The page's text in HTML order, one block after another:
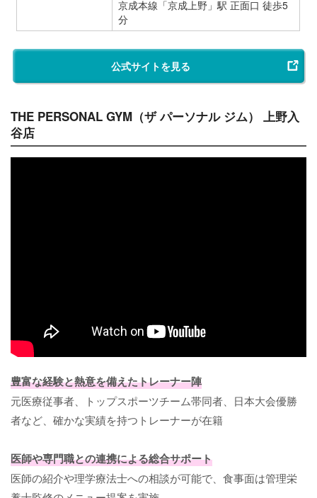
京成本線「京成上野」駅 正面口 徒歩5
分
公式サイトを見る
THE PERSONAL GYM（ザ パーソナル ジム） 上野入
谷店
豊富な経験と熱意を備えたトレーナー陣
元医療従事者、トップスポーツチーム帯同者、日本大会優勝
者など、確かな実績を持つトレーナーが在籍
医師や専門職との連携による総合サポート
医師の紹介や理学療法士への相談が可能で、食事面は管理栄